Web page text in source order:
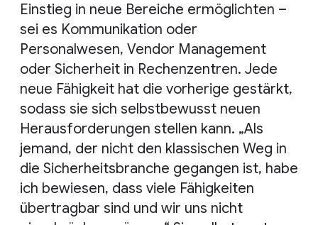
Einstieg in neue Bereiche ermöglichten –
sei es Kommunikation oder
Personalwesen, Vendor Management
oder Sicherheit in Rechenzentren. Jede
neue Fähigkeit hat die vorherige gestärkt,
sodass sie sich selbstbewusst neuen
Herausforderungen stellen kann. „Als
jemand, der nicht den klassischen Weg in
die Sicherheitsbranche gegangen ist, habe
ich bewiesen, dass viele Fähigkeiten
übertragbar sind und wir uns nicht